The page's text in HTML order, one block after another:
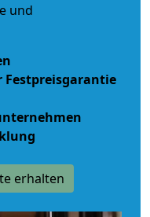
und
Festpreisgarantie
erhalten